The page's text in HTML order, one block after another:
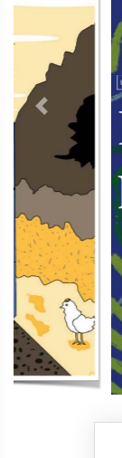
Previous